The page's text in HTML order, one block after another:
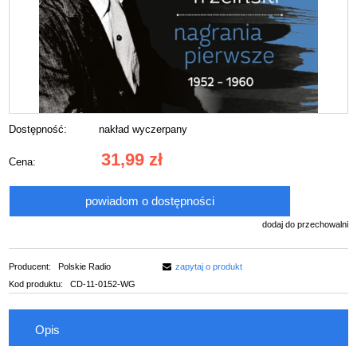
Dostępność: nakład wyczerpany
Cena: 31,99 zł
powiadom o dostępności
dodaj do przechowalni
Producent:
Polskie Radio
Kod produktu:
CD-11-0152-WG
zapytaj o produkt
Opis